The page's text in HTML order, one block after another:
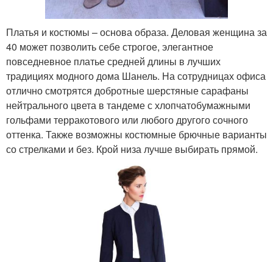
Платья и костюмы – основа образа. Деловая женщина за
40 может позволить себе строгое, элегантное
повседневное платье средней длины в лучших
традициях модного дома Шанель. На сотрудницах офиса
отлично смотрятся добротные шерстяные сарафаны
нейтрального цвета в тандеме с хлопчатобумажными
гольфами терракотового или любого другого сочного
оттенка. Также возможны костюмные брючные варианты
со стрелками и без. Крой низа лучше выбирать прямой.